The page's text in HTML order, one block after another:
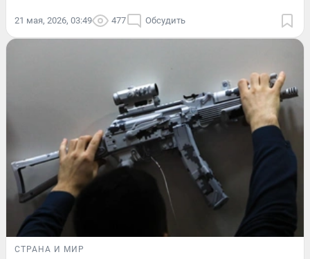
21 мая, 2026, 03:49 477 Обсудить
СТРАНА И МИР